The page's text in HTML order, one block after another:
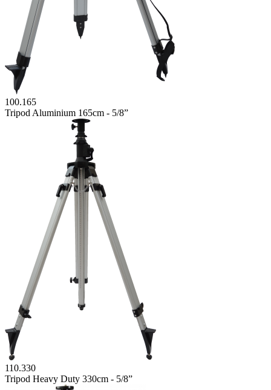
100.165
Tripod Aluminium 165cm - 5/8”
110.330
Tripod Heavy Duty 330cm - 5/8”